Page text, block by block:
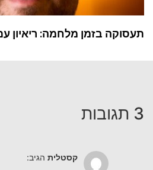
תעסוקה בזמן מלחמה: ריאיון
3 תגובות
קסטלית הגיב: